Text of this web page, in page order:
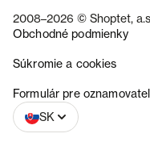
2008–2026 © Shoptet,
Obchodné podmienky
Súkromie a cookies
Formulár pre
SK